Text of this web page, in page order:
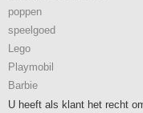
poppen
speelgoed
Lego
Playmobil
Barbie
U heeft als klant het recht